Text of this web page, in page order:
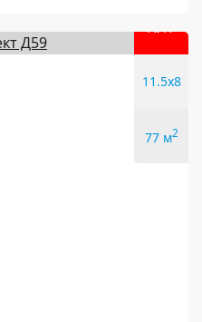
ХИТ
11.5x8
77 м2